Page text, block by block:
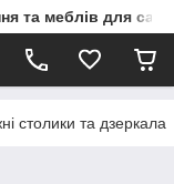
та меблів для
столики та дзеркала